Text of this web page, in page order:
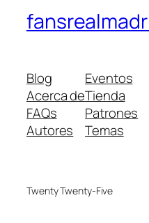
Blog
Acerca de
FAQs
Autores
Eventos
Tienda
Patrones
Temas
Twenty Twenty-Five